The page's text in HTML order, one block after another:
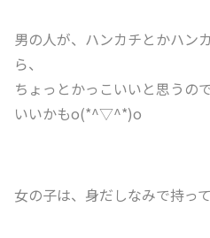
男の人が、ハンカチとかハン
ら、
ちょっとかっこいいと思うので
いいかもo(*^▽^*)o
女の子は、身だしなみで持っ